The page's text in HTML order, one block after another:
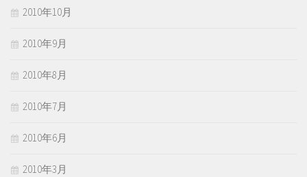
2010年10月
2010年9月
2010年8月
2010年7月
2010年6月
2010年3月